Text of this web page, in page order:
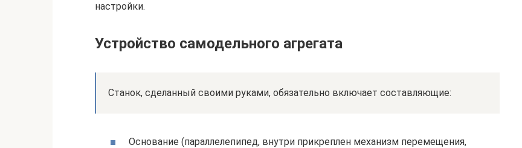
настройки.
Устройство самодельного агрегата
Станок, сделанный своими руками, обязательно включает составляющие:
Основание (параллелепипед, внутри прикреплен механизм перемещения,